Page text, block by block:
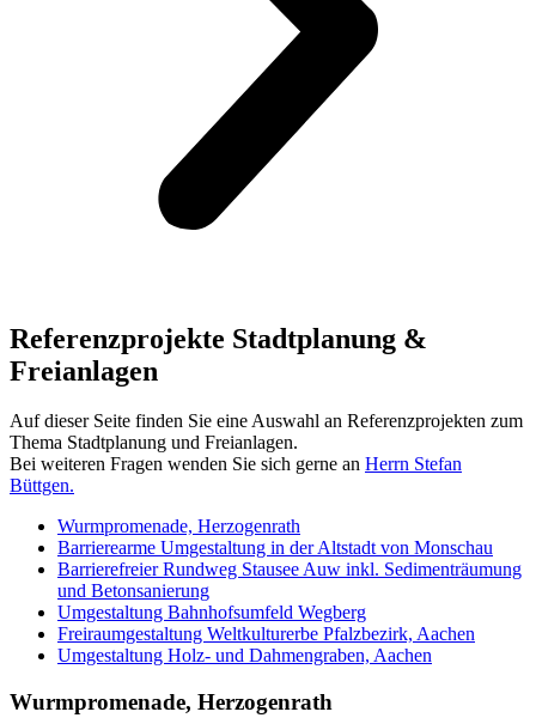
Referenzprojekte Stadtplanung &
Freianlagen
Auf dieser Seite finden Sie eine Auswahl an Referenzprojekten zum
Thema Stadtplanung und Freianlagen.
Bei weiteren Fragen wenden Sie sich gerne an Herrn Stefan
Büttgen.
Wurmpromenade, Herzogenrath
Barrierearme Umgestaltung in der Altstadt von Monschau
Barrierefreier Rundweg Stausee Auw inkl. Sedimenträumung
und Betonsanierung
Umgestaltung Bahnhofsumfeld Wegberg
Freiraumgestaltung Weltkulturerbe Pfalzbezirk, Aachen
Umgestaltung Holz- und Dahmengraben, Aachen
Wurmpromenade, Herzogenrath